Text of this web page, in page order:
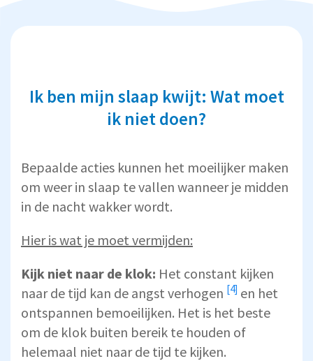
Ik ben mijn slaap kwijt: Wat moet
ik niet doen?
Bepaalde acties kunnen het moeilijker maken
om weer in slaap te vallen wanneer je midden
in de nacht wakker wordt.
Hier is wat je moet vermijden:
Kijk niet naar de klok: Het constant kijken
naar de tijd kan de angst verhogen [4] en het
ontspannen bemoeilijken. Het is het beste
om de klok buiten bereik te houden of
helemaal niet naar de tijd te kijken.